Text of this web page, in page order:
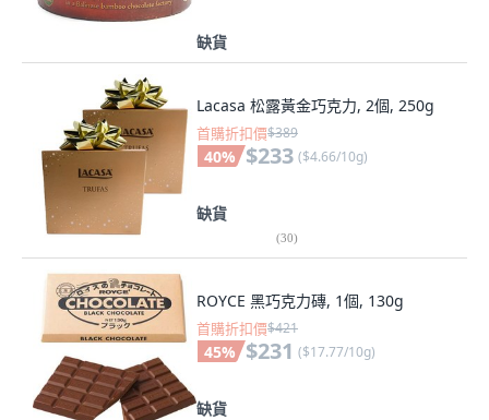
缺貨
Lacasa 松露黃金巧克力, 2個, 250g
首購折扣價$389
40% $233 ($4.66/10g)
缺貨
(30)
ROYCE 黑巧克力磚, 1個, 130g
首購折扣價$421
45% $231 ($17.77/10g)
缺貨